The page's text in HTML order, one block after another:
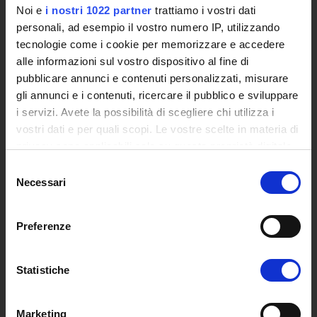
Noi e i nostri 1022 partner trattiamo i vostri dati
personali, ad esempio il vostro numero IP, utilizzando
tecnologie come i cookie per memorizzare e accedere
alle informazioni sul vostro dispositivo al fine di
pubblicare annunci e contenuti personalizzati, misurare
gli annunci e i contenuti, ricercare il pubblico e sviluppare
i servizi. Avete la possibilità di scegliere chi utilizza i
vostri dati e per quali scopi. Le vostre scelte in materia di
modificare o revocare il proprio consenso in qualsiasi
momento dalla Dichiarazione sui cookie o facendo clic
raccogliere informazioni sulla tua posizione
geografica, con un'approssimazione di qualche
delNecessari
Preferenze
Statistiche
Marketing
Accesso alla Banca Dati di Segreteria Online
Posta Elettronica Certificata - PEC
Bacheca del Rettore
DIDATTICA
Corsi di Laurea
Corsi di Perfezionamento
Dottorato di Ricerca
Percorsi abilitanti di formazione iniziale degli insegnanti
Certificazioni e Alta Formazione Professionale
Mondo Scuola - Corsi per Insegnanti